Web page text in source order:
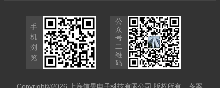
手
机
浏
览
公
众
号
二
维
码
Copyright©2026 上海信果电子科技有限公司 版权所有备案